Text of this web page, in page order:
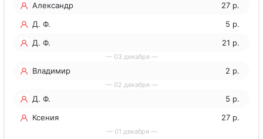
Александр
27 р.
Д. Ф.
5 р.
Д. Ф.
21 р.
— 03 декабря —
Владимир 2 р.
— 02 декабря —
Д. Ф.
5 р.
Ксения
27 р.
— 01 декабря —